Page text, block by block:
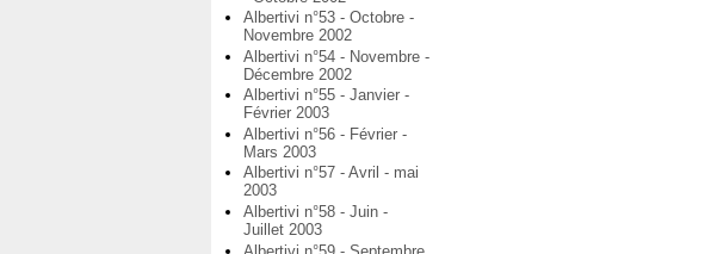
Albertivi n°53 - Octobre -
Novembre 2002
Albertivi n°54 - Novembre -
Décembre 2002
Albertivi n°55 - Janvier -
Février 2003
Albertivi n°56 - Février -
Mars 2003
Albertivi n°57 - Avril - mai
2003
Albertivi n°58 - Juin -
Juillet 2003